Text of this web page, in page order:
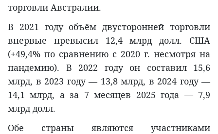
торговли Австралии.
В 2021 году объём двусторонней торговли
впервые превысил 12,4 млрд долл. США
(+49,4% по сравнению с 2020 г. несмотря на
пандемию). В 2022 году он составил 15,6
млрд, в 2023 году — 13,8 млрд, в 2024 году —
14,1 млрд, а за 7 месяцев 2025 года — 7,9
млрд долл.
Обе страны являются участниками